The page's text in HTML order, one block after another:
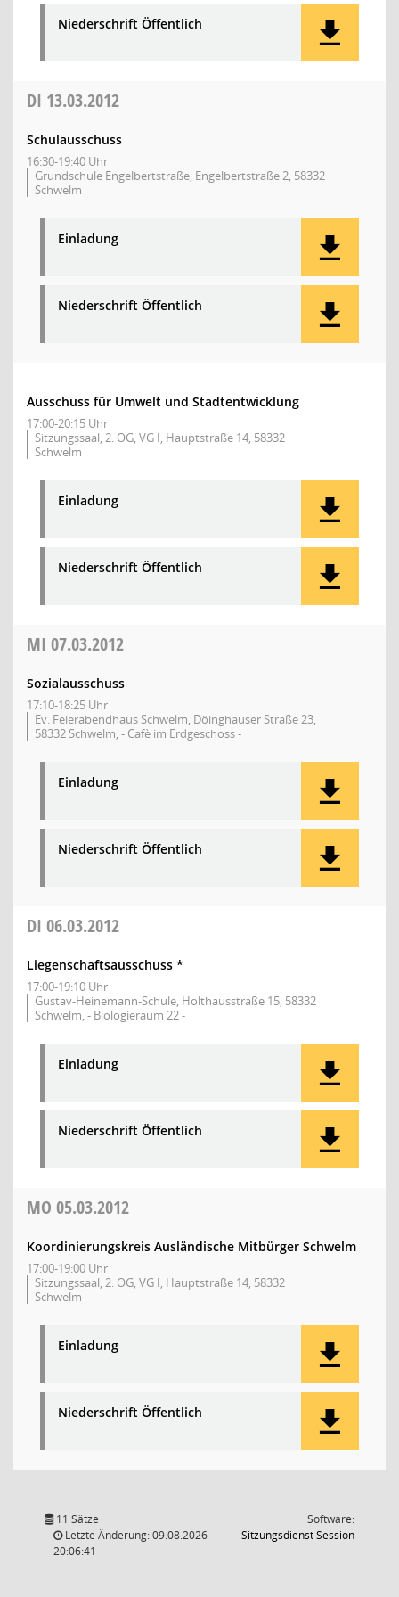
Niederschrift Öffentlich
DI 13.03.2012
Schulausschuss
16:30-19:40 Uhr
Grundschule Engelbertstraße, Engelbertstraße 2, 58332
Schwelm
Einladung
Niederschrift Öffentlich
Ausschuss für Umwelt und Stadtentwicklung
17:00-20:15 Uhr
Sitzungssaal, 2. OG, VG I, Hauptstraße 14, 58332
Schwelm
Einladung
Niederschrift Öffentlich
MI 07.03.2012
Sozialausschuss
17:10-18:25 Uhr
Ev. Feierabendhaus Schwelm, Döinghauser Straße 23,
58332 Schwelm, - Cafè im Erdgeschoss -
Einladung
Niederschrift Öffentlich
DI 06.03.2012
Liegenschaftsausschuss *
17:00-19:10 Uhr
Gustav-Heinemann-Schule, Holthausstraße 15, 58332
Schwelm, - Biologieraum 22 -
Einladung
Niederschrift Öffentlich
MO 05.03.2012
Koordinierungskreis Ausländische Mitbürger Schwelm
17:00-19:00 Uhr
Sitzungssaal, 2. OG, VG I, Hauptstraße 14, 58332
Schwelm
Einladung
Niederschrift Öffentlich
11 Sätze
Letzte Änderung: 09.08.2026
20:06:41
Software:
SitzungsdienstSession(Wird in